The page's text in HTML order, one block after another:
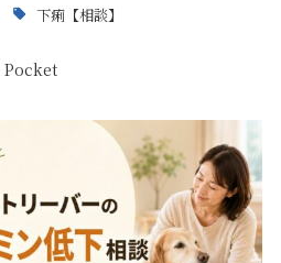
下痢【相談】
Pocket